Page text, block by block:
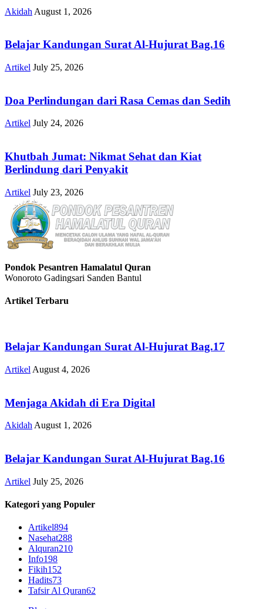
Akidah August 1, 2026
Belajar Kandungan Surat Al-Hujurat Bag.16
Artikel July 25, 2026
Doa Perlindungan dari Rasa Cemas dan Sedih
Artikel July 24, 2026
Khutbah Jumat: Nikmat Sehat dan Kiat
Berlindung dari Penyakit
Artikel July 23, 2026
Pondok Pesantren Hamalatul Quran
Wonoroto Gadingsari Sanden Bantul
Artikel Terbaru
Belajar Kandungan Surat Al-Hujurat Bag.17
Artikel August 4, 2026
Menjaga Akidah di Era Digital
Akidah August 1, 2026
Belajar Kandungan Surat Al-Hujurat Bag.16
Artikel July 25, 2026
Kategori yang Populer
Artikel894
Nasehat288
Alquran210
Info198
Fikih152
Hadits73
Tafsir Al Quran62